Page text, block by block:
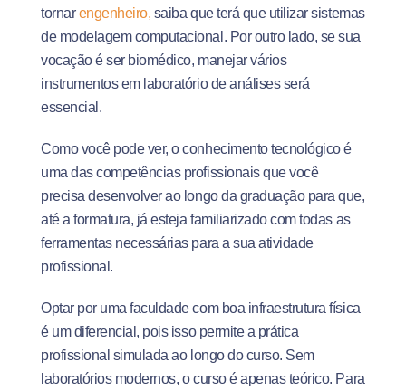
tornarengenheiro, saiba que terá que utilizar sistemas
de modelagem computacional. Por outro lado, se sua
vocação é ser biomédico, manejar vários
instrumentos em laboratório de análises será
essencial.
Como você pode ver, o conhecimento tecnológico é
uma das competências profissionais que você
precisa desenvolver ao longo da graduação para que,
até a formatura, já esteja familiarizado com todas as
ferramentas necessárias para a sua atividade
profissional.
Optar por uma faculdade com boa infraestrutura física
é um diferencial, pois isso permite a prática
profissional simulada ao longo do curso. Sem
laboratórios modernos, o curso é apenas teórico. Para